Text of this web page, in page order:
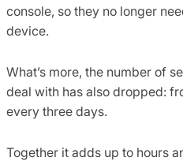
console, so they no longer
device.
What’s more, the number of
deal with has also dropped:
every three days.
Together it adds up to hours